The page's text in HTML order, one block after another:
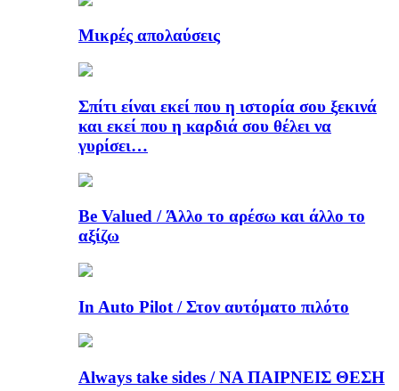
Μικρές απολαύσεις
Σπίτι είναι εκεί που η ιστορία σου ξεκινά
και εκεί που η καρδιά σου θέλει να
γυρίσει…
Be Valued / Άλλο το αρέσω και άλλο το
αξίζω
In Auto Pilot / Στον αυτόματο πιλότο
Always take sides / ΝΑ ΠΑΙΡΝΕΙΣ ΘΕΣΗ